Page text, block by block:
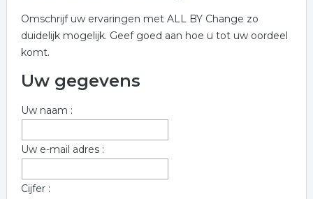
Omschrijf uw ervaringen met ALL BY Change zo
duidelijk mogelijk. Geef goed aan hoe u tot uw oordeel
komt.
Uw gegevens
Uw naam :
Uw e-mail adres :
Cijfer :